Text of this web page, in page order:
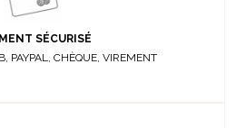
SÉCURISÉ
PAYPAL, CHÈQUE, VIREMENT